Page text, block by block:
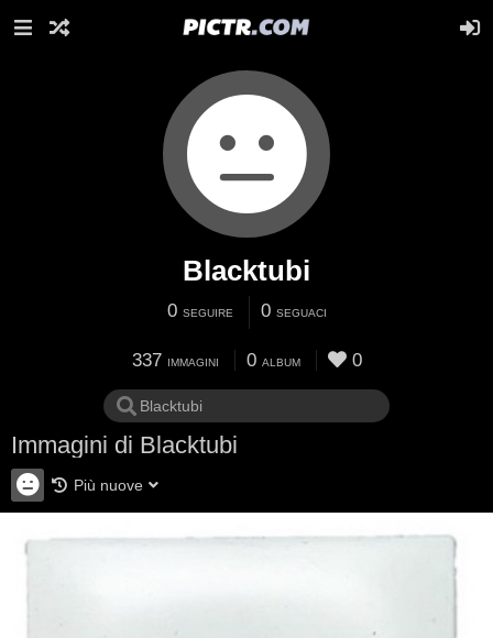
Blacktubi
0 SEGUIRE 0 SEGUACI
337 IMMAGINI 0 ALBUM 0
Immagini di Blacktubi
Più nuove